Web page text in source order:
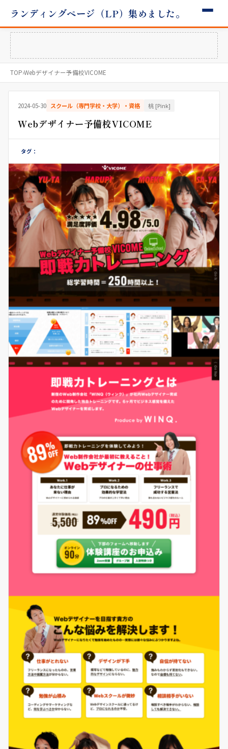
ランディングページ（LP）集めました。
TOP›Webデザイナー予備校VICOME
2024-05-30 スクール（専門学校・大学）・資格 桃 [Pink]
Webデザイナー予備校VICOME
タグ：